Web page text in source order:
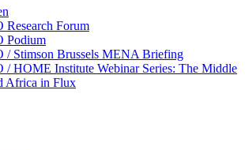
Research Forum
Podium
/ Stimson Brussels MENA Briefing
/ HOME Institute Webinar Series: The Middle
Africa in Flux